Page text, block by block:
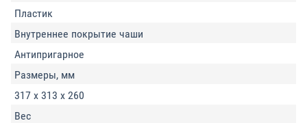
Пластик
Внутреннее покрытие чаши
Антипригарное
Размеры, мм
317 х 313 х 260
Вес